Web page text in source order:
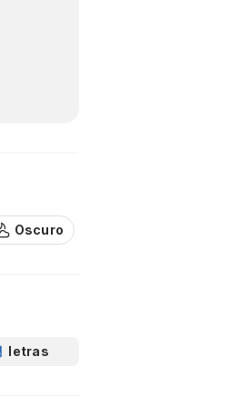
Oscuro
letras